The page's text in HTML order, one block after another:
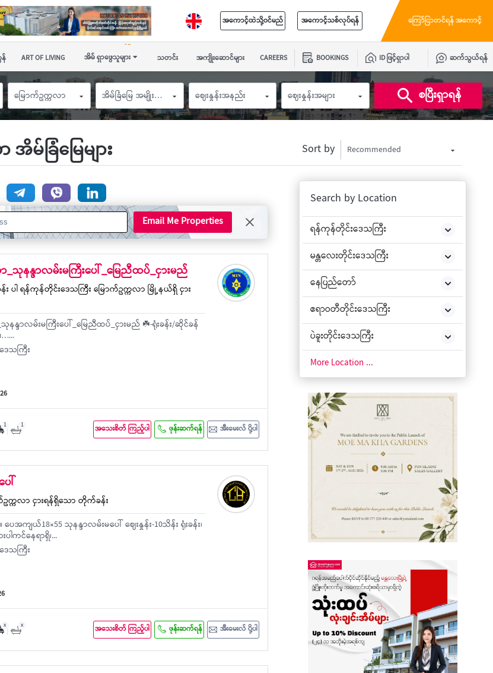
အကောင့်ထဲသို့ဝင်မည် အကောင့်သစ်လုပ်ရန် ကြော်ငြာတင်ရန် အကောင့်
ART OF LIVING အိမ် ရှာဖွေသူများ သတင်း အကျိုးဆောင်များ CAREERS BOOKINGS ID ဖြင့်ရှာပါ ဆက်သွယ်ရန်
မြောက်ဥက္ကလာ အိမ်ခြံမြေ အမျိုးအစား ဈေးနှုန်းအနည်း ဈေးနှုန်းအများ စပြီးရှာရန်
မ်ခြံမြေများ Sort by Recommended
Email Me Properties
_သုနန္ဒာလမ်းမကြီးပေါ်_မြေညီထပ်_ငှားမည်
န်း ပါ ရန်ကုန်တိုင်းဒေသကြီး မြောက်ဥက္ကလာ မြို့နယ်ရှိ ငှား
သုနန္ဒာလမ်းမကြီးပေါ်_မြေညီထပ်_ငှားမည် ☘️-ရုံးခန်း/ဆိုင်ခန်
ေသကြီး
1 1 အသေးစိတ် ကြည့်ပါ ဖုန်းဆက်ရန် အီးမေးလ် ပို့ပါ
ေါ်
က္ကလာ ငှားရန်ရှိသော တိုက်ခန်း
ပေအကျယ်18×55 သုနန္ဒာလမ်းမပေါ် ဈေးနှုန်း-10သိန်း ရုံးခန်း၊
ကင်နေရာရှိ၊...
ေသကြီး
x x အသေးစိတ် ကြည့်ပါ ဖုန်းဆက်ရန် အီးမေးလ် ပို့ပါ
Search by Location
ရန်ကုန်တိုင်းဒေသကြီး
မန္တလေးတိုင်းဒေသကြီး
နေပြည်တော်
ဧရာဝတီတိုင်းဒေသကြီး
ပဲခူးတိုင်းဒေသကြီး
ချင်းပြည်နယ်
ကချင်ပြည်နယ်
ကယားပြည်နယ်
ကရင်ပြည်နယ်
မကွေးတိုင်းဒေသကြီး
ရခိုင်ပြည်နယ်
ရှမ်းပြည်နယ်
တနင်္သာရီတိုင်းဒေသကြီး
More Location ...